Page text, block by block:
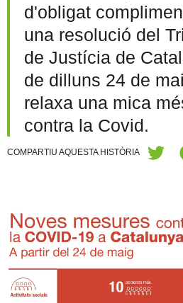
d'obligat
una resolució del
de Justícia de
de dilluns 24 de
relaxa una mica
contra la Covid.
COMPARTIU AQUESTA HISTÒRIA